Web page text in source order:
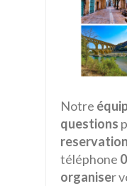
Notre
questions
téléphone
organiser